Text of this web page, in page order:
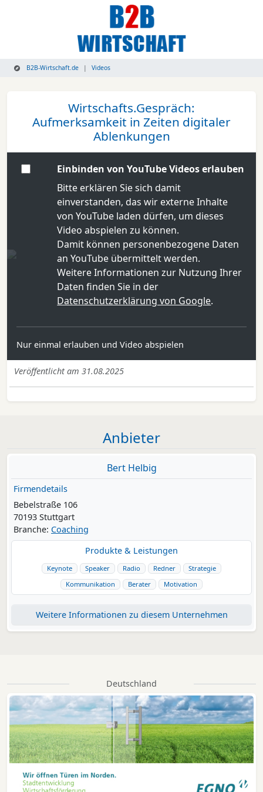
B2B-Wirtschaft.de Videos
Wirtschafts.Gespräch:
Aufmerksamkeit in Zeiten digitaler
Ablenkungen
Einbinden von YouTube Videos erlauben
Bitte erklären Sie sich damit
einverstanden, das wir externe Inhalte
von YouTube laden dürfen, um dieses
Video abspielen zu können.
Damit können personenbezogene Daten
an YouTube übermittelt werden.
Weitere Informationen zur Nutzung Ihrer
Daten finden Sie in der
Datenschutzerklärung von Google.
Nur einmal erlauben und Video abspielen
Veröffentlicht am 31.08.2025
Anbieter
Bert Helbig
Firmendetails
Bebelstraße 106
70193 Stuttgart
Branche: Coaching
Produkte & Leistungen
Keynote Speaker Radio Redner
Strategie
Kommunikation
Berater Motivation
Weitere Informationen zu diesem Unternehmen
Deutschland